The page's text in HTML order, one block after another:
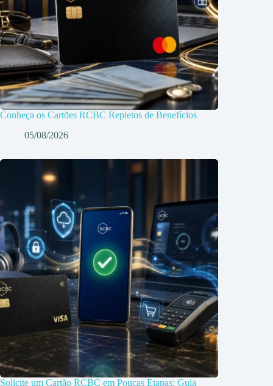
Conheça os Cartões RCBC Repletos de Benefícios
05/08/2026
Solicite um Cartão RCBC em Poucas Etapas: Guia